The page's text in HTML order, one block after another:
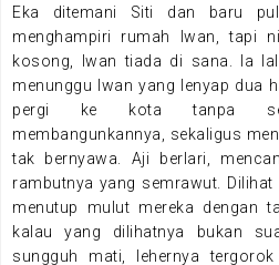
Eka ditemani Siti dan baru
menghampiri rumah Iwan, tapi
kosong, Iwan tiada di sana. Ia
menunggu Iwan yang lenyap dua
pergi ke kota tanpa
membangunkannya, sekaligus
tak bernyawa. Aji berlari,
rambutnya yang semrawut. Dilihat
menutup mulut mereka dengan
kalau yang dilihatnya bukan
sungguh mati, lehernya